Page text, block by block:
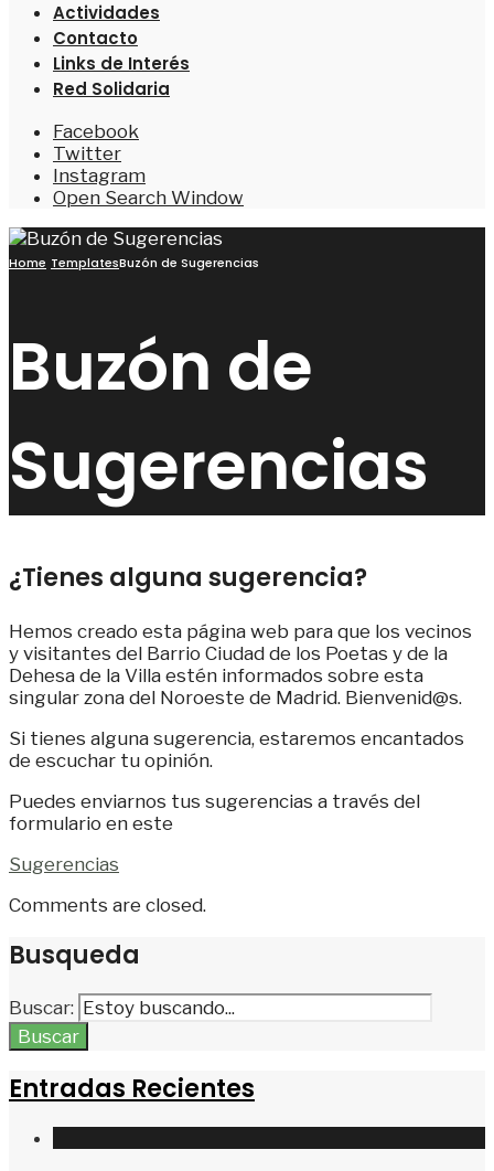
Actividades
Contacto
Links de Interés
Red Solidaria
Facebook
Twitter
Instagram
Open Search Window
Home TemplatesBuzón de Sugerencias
Buzón de
Sugerencias
¿Tienes alguna sugerencia?
Hemos creado esta página web para que los vecinos
y visitantes del Barrio Ciudad de los Poetas y de la
Dehesa de la Villa estén informados sobre esta
singular zona del Noroeste de Madrid. Bienvenid@s.
Si tienes alguna sugerencia, estaremos encantados
de escuchar tu opinión.
Puedes enviarnos tus sugerencias a través del
formulario en este
Sugerencias
Comments are closed.
Busqueda
Buscar:
Buscar
Entradas Recientes